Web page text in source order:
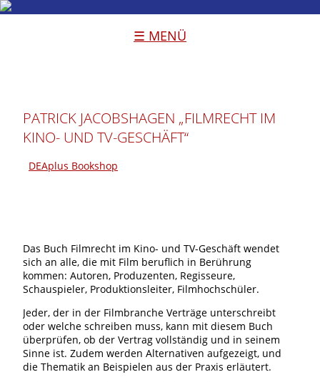
☰ MENÜ
PATRICK JACOBSHAGEN „FILMRECHT IM
KINO- UND TV-GESCHÄFT“
DEAplus Bookshop
Das Buch Filmrecht im Kino- und TV-Geschäft wendet
sich an alle, die mit Film beruflich in Berührung
kommen: Autoren, Produzenten, Regisseure,
Schauspieler, Produktionsleiter, Filmhochschüler.
Jeder, der in der Filmbranche Verträge unterschreibt
oder welche schreiben muss, kann mit diesem Buch
überprüfen, ob der Vertrag vollständig und in seinem
Sinne ist. Zudem werden Alternativen aufgezeigt, und
die Thematik an Beispielen aus der Praxis erläutert.